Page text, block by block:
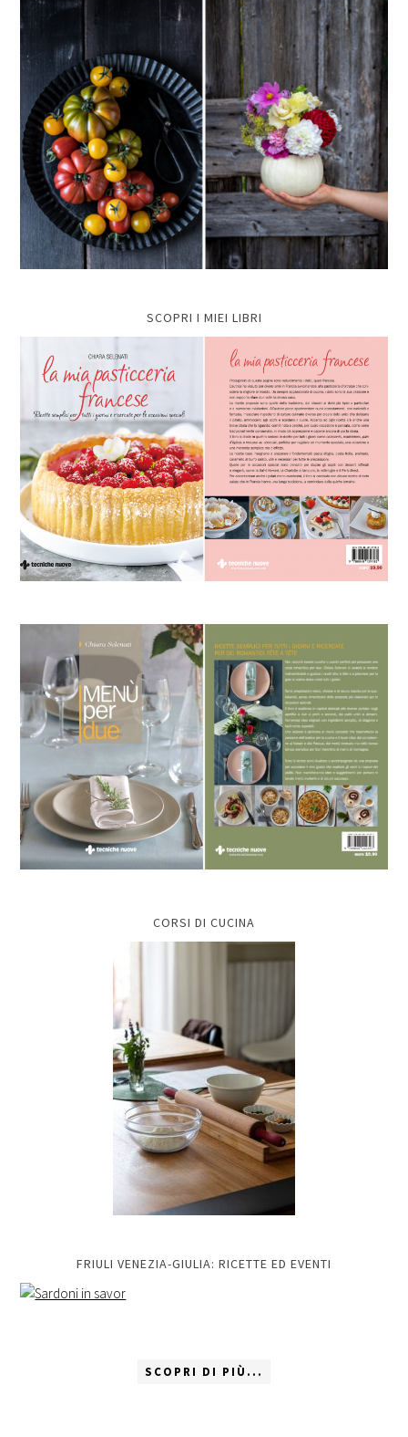
SCOPRI I MIEI LIBRI
CORSI DI CUCINA
FRIULI VENEZIA-GIULIA: RICETTE ED EVENTI
SCOPRI DI PIÙ...